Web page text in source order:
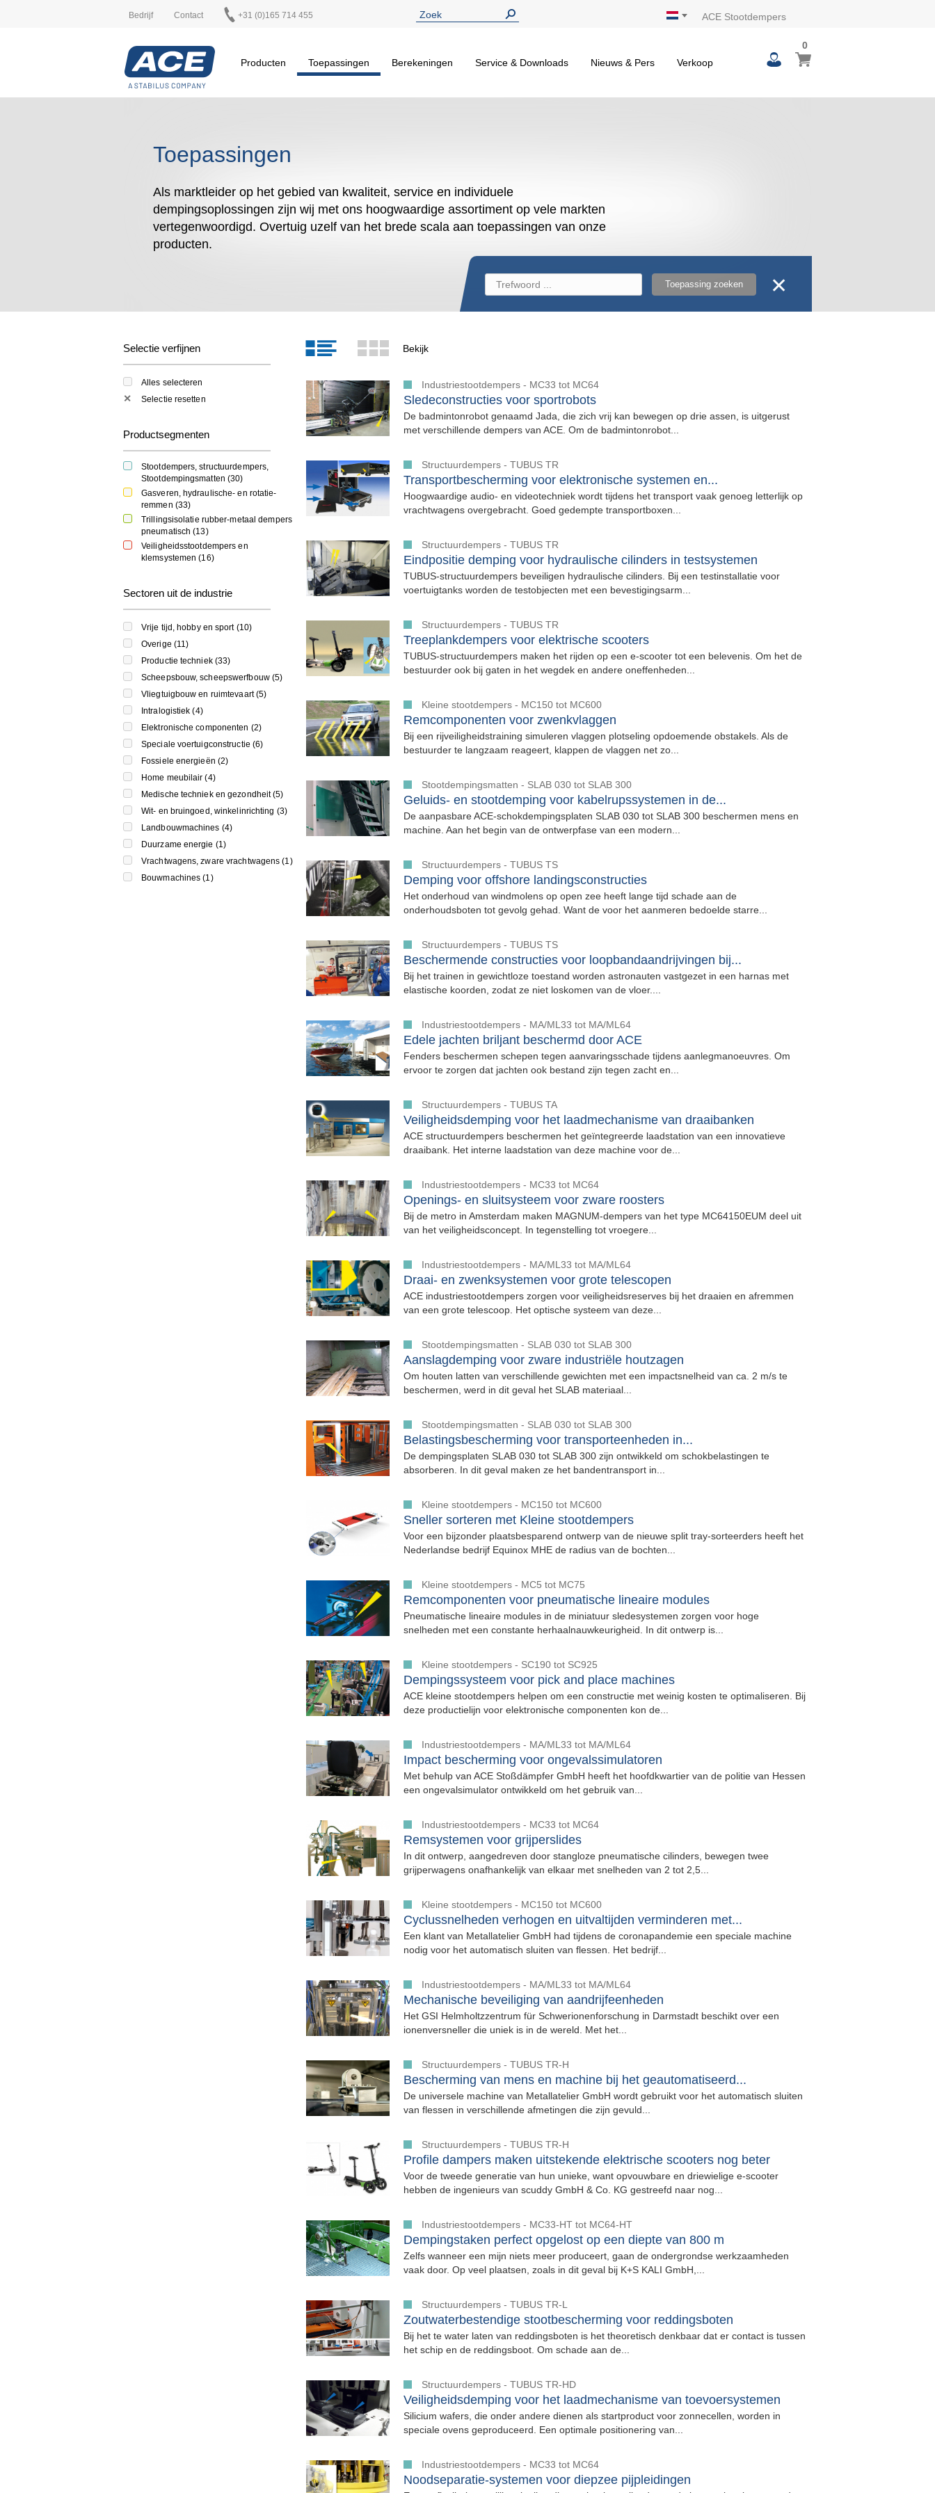
Bedrijf Contact +31 (0)165 714 455 ACE Stootdempers
Producten Toepassingen Berekeningen Service & Downloads Nieuws & Pers Verkoop
0
Toepassingen
Als marktleider op het gebied van kwaliteit, service en individuele
dempingsoplossingen zijn wij met ons hoogwaardige assortiment op vele markten
vertegenwoordigd. Overtuig uzelf van het brede scala aan toepassingen van onze
producten.
Toepassing zoeken ✕
Selectie verfijnen
Alles selecteren
✕ Selectie resetten
Productsegmenten
Stootdempers, structuurdempers,
Stootdempingsmatten (30)
Gasveren, hydraulische- en rotatie-
remmen (33)
Trillingsisolatie rubber-metaal dempers
pneumatisch (13)
Veiligheidsstootdempers en
klemsystemen (16)
Sectoren uit de industrie
Vrije tijd, hobby en sport (10)
Overige (11)
Productie techniek (33)
Scheepsbouw, scheepswerfbouw (5)
Vliegtuigbouw en ruimtevaart (5)
Intralogistiek (4)
Elektronische componenten (2)
Speciale voertuigconstructie (6)
Fossiele energieën (2)
Home meubilair (4)
Medische techniek en gezondheit (5)
Wit- en bruingoed, winkelinrichting (3)
Landbouwmachines (4)
Duurzame energie (1 )
Vrachtwagens, zware vrachtwagens (1 )
Bouwmachines (1 )
Bekijk
Industriestootdempers - MC33 tot MC64
Sledeconstructies voor sportrobots
De badmintonrobot genaamd Jada, die zich vrij kan bewegen op drie assen, is uitgerust
met verschillende dempers van ACE. Om de badmintonrobot...
Structuurdempers - TUBUS TR
Transportbescherming voor elektronische systemen en...
Hoogwaardige audio- en videotechniek wordt tijdens het transport vaak genoeg letterlijk op
vrachtwagens overgebracht. Goed gedempte transportboxen...
Structuurdempers - TUBUS TR
Eindpositie demping voor hydraulische cilinders in testsystemen
TUBUS-structuurdempers beveiligen hydraulische cilinders. Bij een testinstallatie voor
voertuigtanks worden de testobjecten met een bevestigingsarm...
Structuurdempers - TUBUS TR
Treeplankdempers voor elektrische scooters
TUBUS-structuurdempers maken het rijden op een e-scooter tot een belevenis. Om het de
bestuurder ook bij gaten in het wegdek en andere oneffenheden...
Kleine stootdempers - MC150 tot MC600
Remcomponenten voor zwenkvlaggen
Bij een rijveiligheidstraining simuleren vlaggen plotseling opdoemende obstakels. Als de
bestuurder te langzaam reageert, klappen de vlaggen net zo...
Stootdempingsmatten - SLAB 030 tot SLAB 300
Geluids- en stootdemping voor kabelrupssystemen in de...
De aanpasbare ACE-schokdempingsplaten SLAB 030 tot SLAB 300 beschermen mens en
machine. Aan het begin van de ontwerpfase van een modern...
Structuurdempers - TUBUS TS
Demping voor offshore landingsconstructies
Het onderhoud van windmolens op open zee heeft lange tijd schade aan de
onderhoudsboten tot gevolg gehad. Want de voor het aanmeren bedoelde starre...
Structuurdempers - TUBUS TS
Beschermende constructies voor loopbandaandrijvingen bij...
Bij het trainen in gewichtloze toestand worden astronauten vastgezet in een harnas met
elastische koorden, zodat ze niet loskomen van de vloer....
Industriestootdempers - MA/ML33 tot MA/ML64
Edele jachten briljant beschermd door ACE
Fenders beschermen schepen tegen aanvaringsschade tijdens aanlegmanoeuvres. Om
ervoor te zorgen dat jachten ook bestand zijn tegen zacht en...
Structuurdempers - TUBUS TA
Veiligheidsdemping voor het laadmechanisme van draaibanken
ACE structuurdempers beschermen het geïntegreerde laadstation van een innovatieve
draaibank. Het interne laadstation van deze machine voor de...
Industriestootdempers - MC33 tot MC64
Openings- en sluitsysteem voor zware roosters
Bij de metro in Amsterdam maken MAGNUM-dempers van het type MC64150EUM deel uit
van het veiligheidsconcept. In tegenstelling tot vroegere...
Industriestootdempers - MA/ML33 tot MA/ML64
Draai- en zwenksystemen voor grote telescopen
ACE industriestootdempers zorgen voor veiligheidsreserves bij het draaien en afremmen
van een grote telescoop. Het optische systeem van deze...
Stootdempingsmatten - SLAB 030 tot SLAB 300
Aanslagdemping voor zware industriële houtzagen
Om houten latten van verschillende gewichten met een impactsnelheid van ca. 2 m/s te
beschermen, werd in dit geval het SLAB materiaal...
Stootdempingsmatten - SLAB 030 tot SLAB 300
Belastingsbescherming voor transporteenheden in...
De dempingsplaten SLAB 030 tot SLAB 300 zijn ontwikkeld om schokbelastingen te
absorberen. In dit geval maken ze het bandentransport in...
Kleine stootdempers - MC150 tot MC600
Sneller sorteren met Kleine stootdempers
Voor een bijzonder plaatsbesparend ontwerp van de nieuwe split tray-sorteerders heeft het
Nederlandse bedrijf Equinox MHE de radius van de bochten...
Kleine stootdempers - MC5 tot MC75
Remcomponenten voor pneumatische lineaire modules
Pneumatische lineaire modules in de miniatuur sledesystemen zorgen voor hoge
snelheden met een constante herhaalnauwkeurigheid. In dit ontwerp is...
Kleine stootdempers - SC190 tot SC925
Dempingssysteem voor pick and place machines
ACE kleine stootdempers helpen om een constructie met weinig kosten te optimaliseren. Bij
deze productielijn voor elektronische componenten kon de...
Industriestootdempers - MA/ML33 tot MA/ML64
Impact bescherming voor ongevalssimulatoren
Met behulp van ACE Stoßdämpfer GmbH heeft het hoofdkwartier van de politie van Hessen
een ongevalsimulator ontwikkeld om het gebruik van...
Industriestootdempers - MC33 tot MC64
Remsystemen voor grijperslides
In dit ontwerp, aangedreven door stangloze pneumatische cilinders, bewegen twee
grijperwagens onafhankelijk van elkaar met snelheden van 2 tot 2,5...
Kleine stootdempers - MC150 tot MC600
Cyclussnelheden verhogen en uitvaltijden verminderen met...
Een klant van Metallatelier GmbH had tijdens de coronapandemie een speciale machine
nodig voor het automatisch sluiten van flessen. Het bedrijf...
Industriestootdempers - MA/ML33 tot MA/ML64
Mechanische beveiliging van aandrijfeenheden
Het GSI Helmholtzzentrum für Schwerionenforschung in Darmstadt beschikt over een
ionenversneller die uniek is in de wereld. Met het...
Structuurdempers - TUBUS TR-H
Bescherming van mens en machine bij het geautomatiseerd...
De universele machine van Metallatelier GmbH wordt gebruikt voor het automatisch sluiten
van flessen in verschillende afmetingen die zijn gevuld...
Structuurdempers - TUBUS TR-H
Profile dampers maken uitstekende elektrische scooters nog beter
Voor de tweede generatie van hun unieke, want opvouwbare en driewielige e-scooter
hebben de ingenieurs van scuddy GmbH & Co. KG gestreefd naar nog...
Industriestootdempers - MC33-HT tot MC64-HT
Dempingstaken perfect opgelost op een diepte van 800 m
Zelfs wanneer een mijn niets meer produceert, gaan de ondergrondse werkzaamheden
vaak door. Op veel plaatsen, zoals in dit geval bij K+S KALI GmbH,...
Structuurdempers - TUBUS TR-L
Zoutwaterbestendige stootbescherming voor reddingsboten
Bij het te water laten van reddingsboten is het theoretisch denkbaar dat er contact is tussen
het schip en de reddingsboot. Om schade aan de...
Structuurdempers - TUBUS TR-HD
Veiligheidsdemping voor het laadmechanisme van toevoersystemen
Silicium wafers, die onder andere dienen als startproduct voor zonnecellen, worden in
speciale ovens geproduceerd. Een optimale positionering van...
Industriestootdempers - MC33 tot MC64
Noodseparatie-systemen voor diepzee pijpleidingen